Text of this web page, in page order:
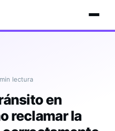
min lectura
en
reclamar la